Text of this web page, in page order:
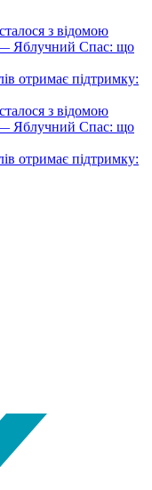
з відомою
Яблучний Спас: що
отримає підтримку:
з відомою
Яблучний Спас: що
отримає підтримку: